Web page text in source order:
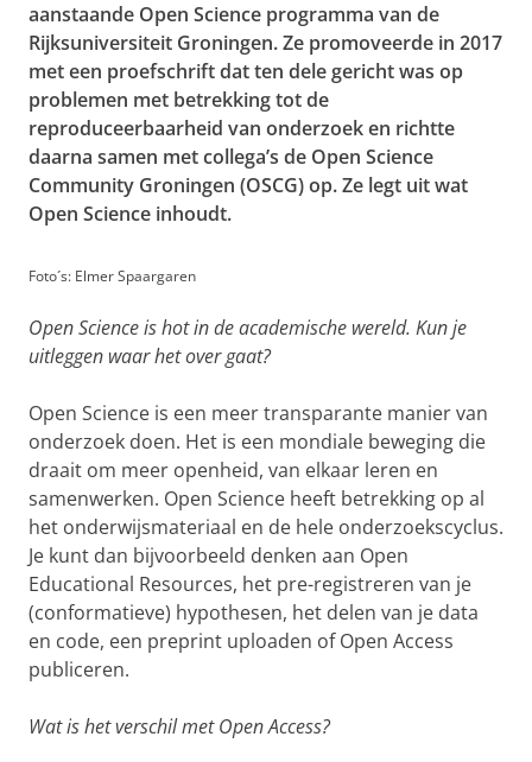
aanstaande Open Science programma van de
Rijksuniversiteit Groningen. Ze promoveerde in 2017
met een proefschrift dat ten dele gericht was op
problemen met betrekking tot de
reproduceerbaarheid van onderzoek en richtte
daarna samen met collega’s de Open Science
Community Groningen (OSCG) op. Ze legt uit wat
Open Science inhoudt.
Foto´s: Elmer Spaargaren
Open Science is hot in de academische wereld. Kun je
uitleggen waar het over gaat?
Open Science is een meer transparante manier van
onderzoek doen. Het is een mondiale beweging die
draait om meer openheid, van elkaar leren en
samenwerken. Open Science heeft betrekking op al
het onderwijsmateriaal en de hele onderzoekscyclus.
Je kunt dan bijvoorbeeld denken aan Open
Educational Resources, het pre-registreren van je
(conformatieve) hypothesen, het delen van je data
en code, een preprint uploaden of Open Access
publiceren.
Wat is het verschil met Open Access?